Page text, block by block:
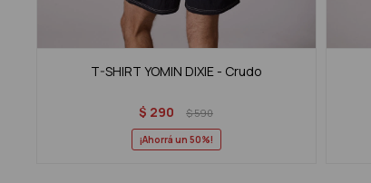
T-SHIRT YOMIN DIXIE - Crudo
$ 290 $590
50